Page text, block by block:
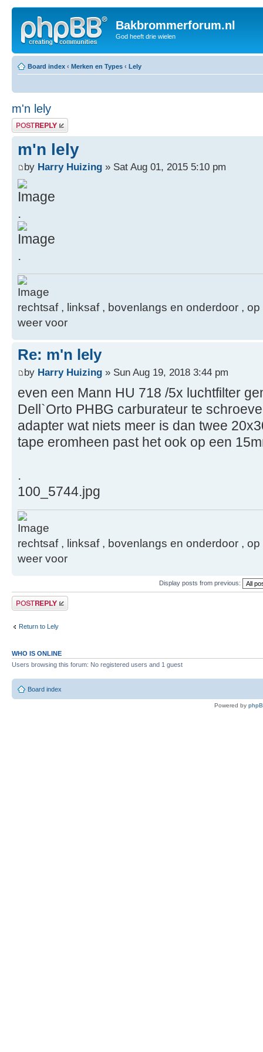
Bakbrommerforum.nl
God heeft drie wielen
Board index ‹ Merken en Types ‹ Lely
m'n lely
Post a reply
m'n lely
by Harry Huizing » Sat Aug 01, 2015 5:10 pm
.
.
rechtsaf , linksaf , bovenlangs en onderdoor ,
weer voor
Re: m'n lely
by Harry Huizing » Sun Aug 19, 2018 3:44 pm
even een Mann HU 718 /5x luchtfilter
Dell`Orto PHBG carburateur te
adapter wat niets meer is dan twee
tape eromheen past het ook op een
.
100_5744.jpg
rechtsaf , linksaf , bovenlangs en onderdoor ,
weer voor
Display posts from previous:
Post a reply
Return to Lely
WHO IS ONLINE
Users browsing this forum: No registered users and 1 guest
Board index
Powered by